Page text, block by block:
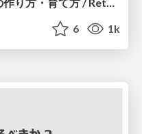
もう一度考える SRE チームの作り方・育て方 / Rethinking SRE #1: Building and Growing SRE Teams
6 1k